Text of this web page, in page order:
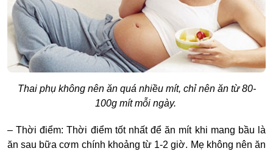
Thai phụ không nên ăn quá nhiều mít, chỉ nên ăn từ 80-
100g mít mỗi ngày.
– Thời điểm: Thời điểm tốt nhất để ăn mít khi mang bầu là
ăn sau bữa cơm chính khoảng từ 1-2 giờ. Mẹ không nên ăn